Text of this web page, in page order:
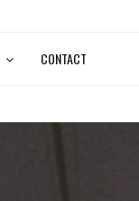
CONTACT